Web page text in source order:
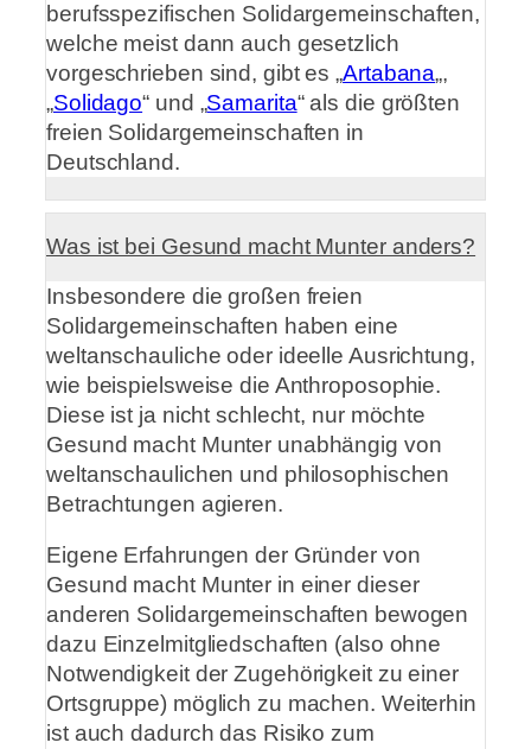
berufsspezifischen Solidargemeinschaften,
welche meist dann auch gesetzlich
vorgeschrieben sind, gibt es „Artabana„,
„Solidago“ und „Samarita“ als die größten
freien Solidargemeinschaften in
Deutschland.
Was ist bei Gesund macht Munter anders?
Insbesondere die großen freien
Solidargemeinschaften haben eine
weltanschauliche oder ideelle Ausrichtung,
wie beispielsweise die Anthroposophie.
Diese ist ja nicht schlecht, nur möchte
Gesund macht Munter unabhängig von
weltanschaulichen und philosophischen
Betrachtungen agieren.
Eigene Erfahrungen der Gründer von
Gesund macht Munter in einer dieser
anderen Solidargemeinschaften bewogen
dazu Einzelmitgliedschaften (also ohne
Notwendigkeit der Zugehörigkeit zu einer
Ortsgruppe) möglich zu machen. Weiterhin
ist auch dadurch das Risiko zum